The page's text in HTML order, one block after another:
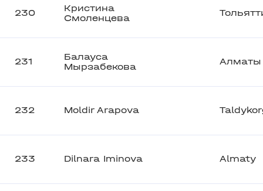
230
Кристина
Смоленцева
231
Балауса
Мырзабекова
Алматы
232 Moldir Arapova
233 Dilnara Iminova Almaty